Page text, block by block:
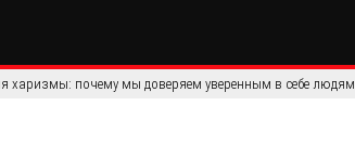
харизмы: почему мы доверяем уверенным в себе людям